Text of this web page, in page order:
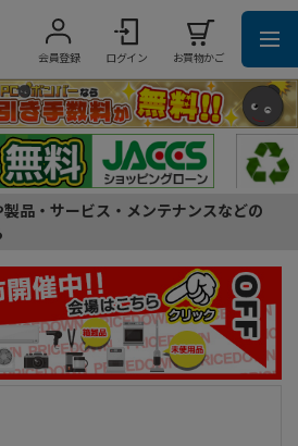
会員登録 ログイン お買物かご
品・サービス・メンテナンスなどの